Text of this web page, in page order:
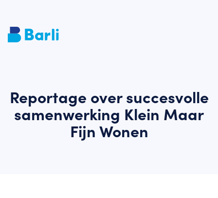
Reportage over succesvolle
samenwerking Klein Maar
Fijn Wonen